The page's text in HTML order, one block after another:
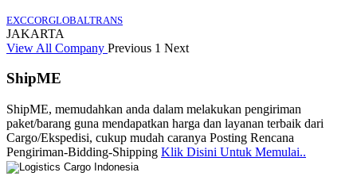
EXCCORGLOBALTRANS
JAKARTA
View All Company Previous 1 Next
ShipME
ShipME, memudahkan anda dalam melakukan pengiriman
paket/barang guna mendapatkan harga dan layanan terbaik dari
Cargo/Ekspedisi, cukup mudah caranya Posting Rencana
Pengiriman-Bidding-Shipping Klik Disini Untuk Memulai..